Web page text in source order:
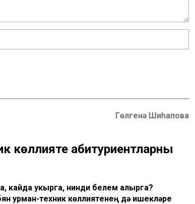
Гөлгенә Шиһапова
көллияте абитуриентларны
кайда укырга, нинди белем алырга?
урман-техник көллиятенең дә ишекләре